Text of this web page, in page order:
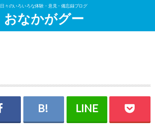
日々のいろいろな体験・意見・備忘録ブログ
おなかがグー